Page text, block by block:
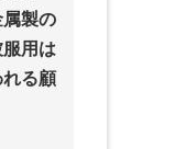
製の
用は
る顧